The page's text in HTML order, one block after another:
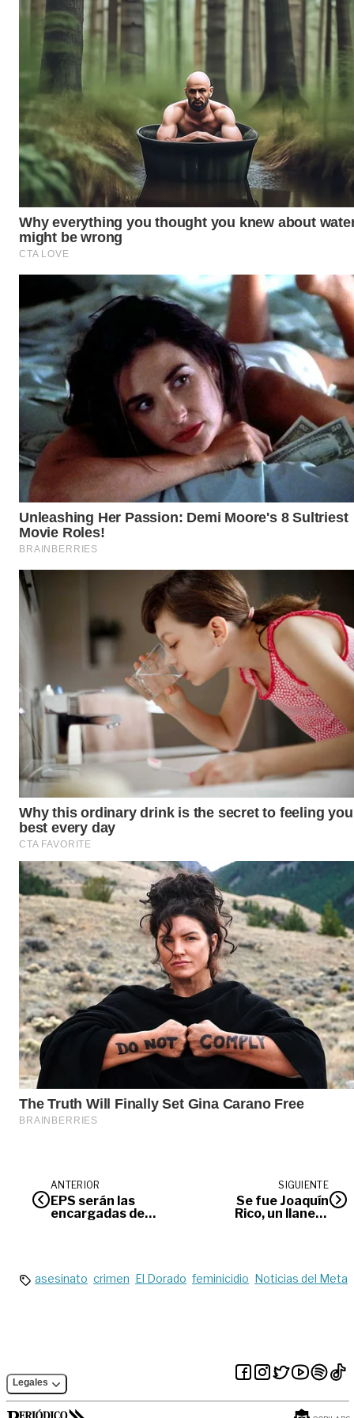
ANTERIOR
EPS serán las
encargadas de
SIGUIENTE
Se fue Joaquín
Rico, un llanero
asesinato crimen El Dorado feminicidio Noticias del Meta
Legales